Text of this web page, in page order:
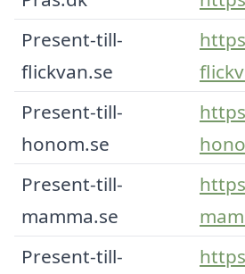
Present-till-
flickvan.se
Present-till-
honom.se
Present-till-
mamma.se
Present-till-